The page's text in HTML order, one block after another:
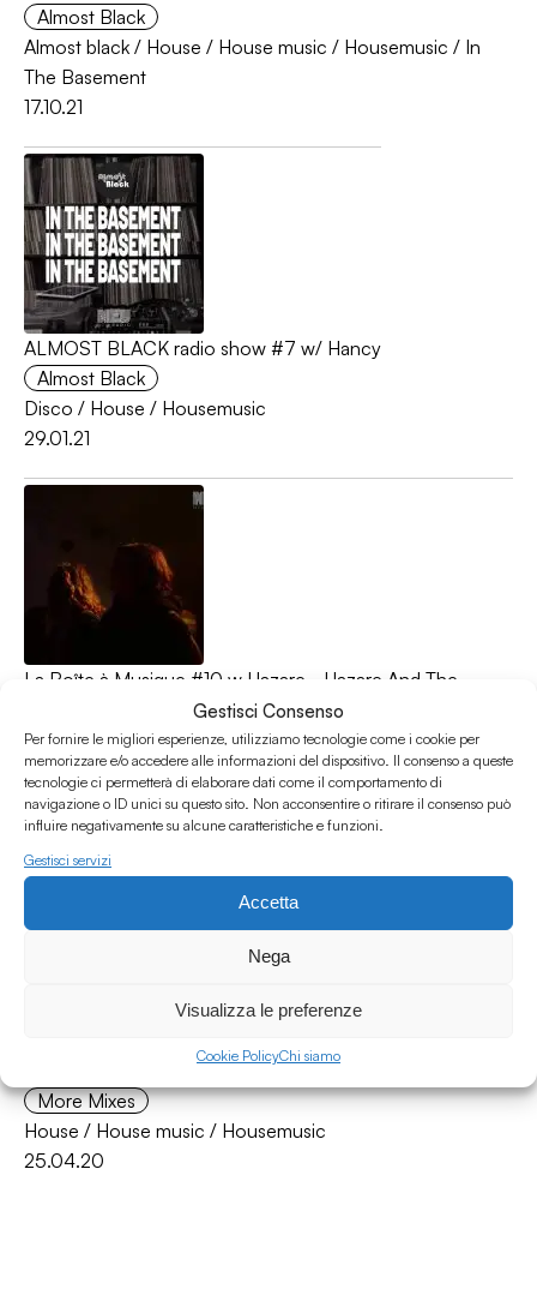
Gestisci Consenso
Per fornire le migliori esperienze, utilizziamo tecnologie come i cookie per
memorizzare e/o accedere alle informazioni del dispositivo. Il consenso a queste
tecnologie ci permetterà di elaborare dati come il comportamento di
navigazione o ID unici su questo sito. Non acconsentire o ritirare il consenso può
influire negativamente su alcune caratteristiche e funzioni.
Gestisci servizi
Accetta
Nega
Visualizza le preferenze
Cookie PolicyChi siamo
Almost Black
Almost black / House / House music / Housemusic / In
The Basement
17.10.21
ALMOST BLACK radio show #7 w/ Hancy
Almost Black
Disco / House / Housemusic
29.01.21
La Boîte à Musique #10 w Hazare - Hazare And The
La boite à musique
House/House music/Housemusic
25.04.20
More Mixes
House / House music / Housemusic
25.04.20